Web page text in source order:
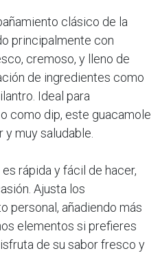
clásico de la
principalmente con
cremoso, y lleno de
de ingredientes como
Ideal para
como dip, este guacamole
muy saludable.
rápida y fácil de hacer,
Ajusta los
personal, añadiendo más
elementos si prefieres
de su sabor fresco y